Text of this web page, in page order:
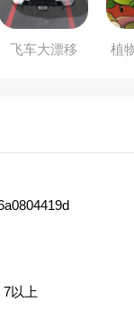
飞车大漂移
植
以上